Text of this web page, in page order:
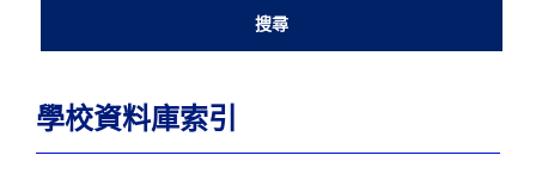
學校資料庫索引